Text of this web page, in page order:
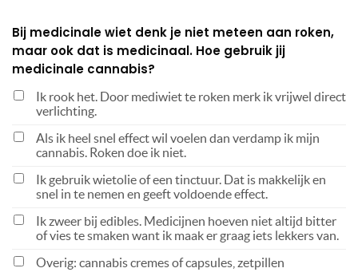
Bij medicinale wiet denk je niet meteen aan roken,
maar ook dat is medicinaal. Hoe gebruik jij
medicinale cannabis?
Ik rook het. Door mediwiet te roken merk ik vrijwel direct
verlichting.
Als ik heel snel effect wil voelen dan verdamp ik mijn
cannabis. Roken doe ik niet.
Ik gebruik wietolie of een tinctuur. Dat is makkelijk en
snel in te nemen en geeft voldoende effect.
Ik zweer bij edibles. Medicijnen hoeven niet altijd bitter
of vies te smaken want ik maak er graag iets lekkers van.
Overig: cannabis cremes of capsules, zetpillen